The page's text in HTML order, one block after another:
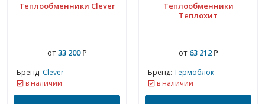
Теплообменники Clever
от33 200₽
Бренд: Clever
в наличии
Теплообменники
Теплохит
от63 212₽
Бренд: Термоблок
в наличии